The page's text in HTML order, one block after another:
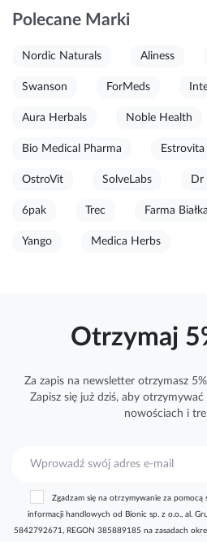
Polecane Marki
Nordic Naturals Aliness
Swanson ForMeds
Aura Herbals Noble Health
Bio Medical Pharma Estrovita
OstroVit SolveLabs Dr
6pak Trec Farma Białka
Yango Medica Herbs
Otrzymaj
Za zapis na newsletter otrzymasz
Zapisz się już dziś, aby otrzymywać
nowościach i
r
Zgadzam się na otrzymywanie za
informacji handlowych od Bionic sp. z o.o., al.
5842792671, REGON 385889185 na zasadach